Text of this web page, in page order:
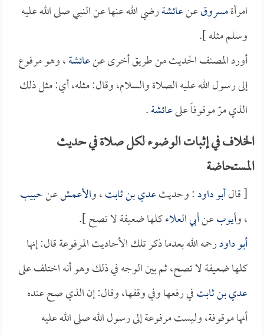
امرأةمسروقعنعائشةرضي الله عنها عن النبي صلى الله عليه
وسلم مثله ].
أورد المصنف الحديث من طريق أخرى عنعائشة، وهو مرفوع
إلى رسول الله عليه الصلاة والسلام، وقال: مثله، أي: مثل ذلك
الذي مرّ موقوفاً علىعائشة.
الخلاف في إثبات الوضوء لكل صلاة في حديث
المستحاضة
[ قالأبو داود: وحديثعدي بن ثابت، والأعمشعنحبيب
، وأيوبعنأبي العلاءكلها ضعيفة لا تصح ].
أبو داودرحمه الله بعدما ذكر تلك الأحاديث المرفوعة قال: إنها
كلها ضعيفة لا تصح، ثم بين الوجه في ذلك وهو أنه اختلف على
عدي بن ثابتفي رفعها وفي وقفها، وقال: إن الذي صح عنده
أنها موقوفة، وليست مرفوعة إلى رسول الله صلى الله عليه